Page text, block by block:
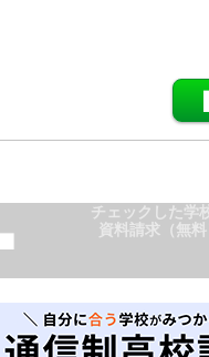
チェックした学
資料請求（無料